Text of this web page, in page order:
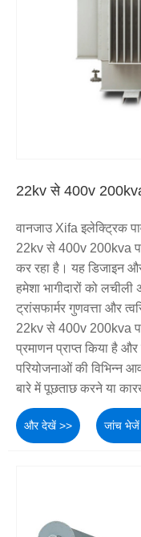
22kv से 400v 200kva
वानजाउ Xifa इलेक्ट्रिक
22kv से 400v 200kva
कर रहा है। यह डिजाइन
हमेशा भागीदारों को
ट्रांसफार्मर गुणवत्ता और
22kv से 400v 200kva
प्रमाणन प्राप्त किया है
परियोजनाओं की विभिन्न
बारे में पूछताछ करने या
और देखें >> जांच